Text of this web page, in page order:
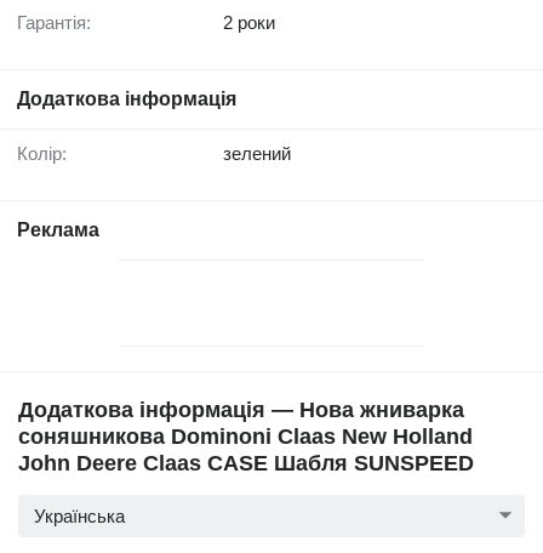
Гарантія: 2 роки
Додаткова інформація
Колір: зелений
Реклама
Додаткова інформація — Нова жниварка
соняшникова Dominoni Claas New Holland
John Deere Claas CASE Шабля SUNSPEED
Українська